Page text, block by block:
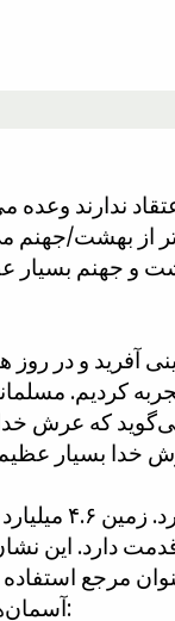
ندارند
از بهشت/
جهنم بسیار
روی زمین تجربه
می‌گوید که
​​منظومه
آسمان‌ها، زمین و هر آنچه بین آنهاست ۶ روز قدمت دارند (۲/۶ = ۱/۳):